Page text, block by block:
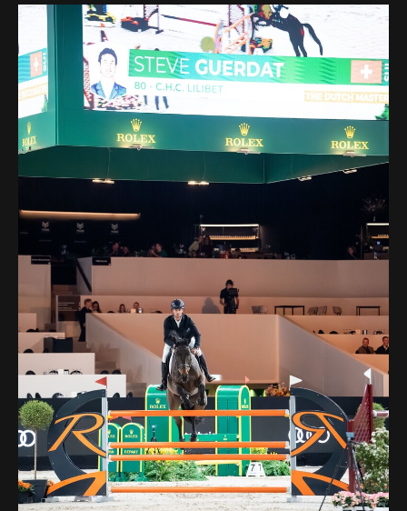
Deutsch